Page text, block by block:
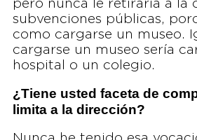
pero nunca le retiraría a la
subvenciones públicas,
como cargarse un museo.
cargarse un museo sería
hospital o un colegio.
¿Tiene usted faceta de
limita a la dirección?